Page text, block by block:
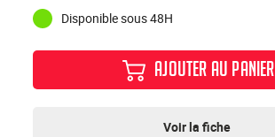
Disponible sous 48H
AJOUTER AU PANIER
Voir la fiche